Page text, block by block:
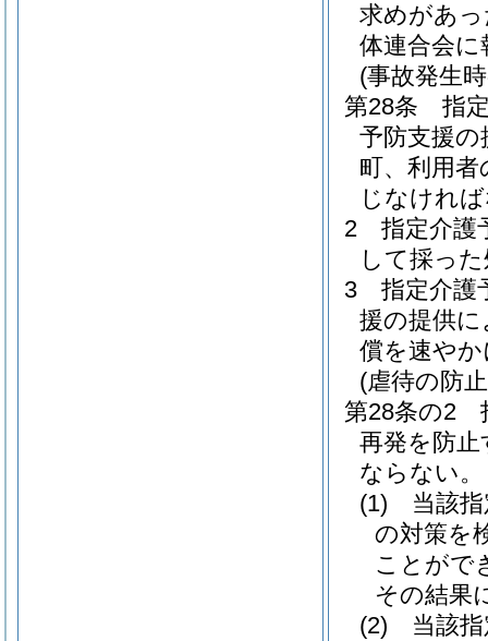
求めがあ
体連合会
(事故発生
第28条
指
予防支援
町、利用
じなけれ
2
指定介護
して採っ
3
指定介護
援の提供
償を速や
(虐待の防
第28条の2
再発を防
ならない。
(1)
当該
の対策を
ことがで
その結果
(2)
当該